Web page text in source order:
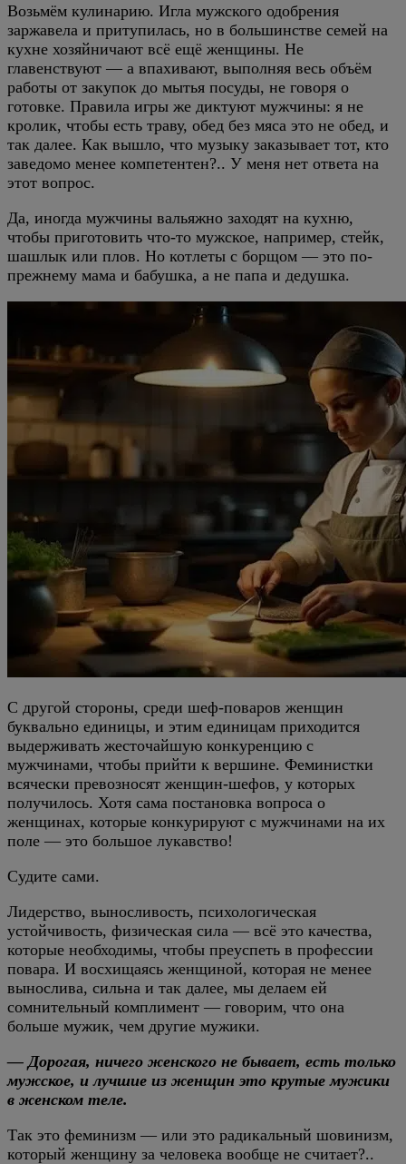
Возьмём кулинарию. Игла мужского одобрения
заржавела и притупилась, но в большинстве семей на
кухне хозяйничают всё ещё женщины. Не
главенствуют — а впахивают, выполняя весь объём
работы от закупок до мытья посуды, не говоря о
готовке. Правила игры же диктуют мужчины: я не
кролик, чтобы есть траву, обед без мяса это не обед, и
так далее. Как вышло, что музыку заказывает тот, кто
заведомо менее компетентен?.. У меня нет ответа на
этот вопрос.
Да, иногда мужчины вальяжно заходят на кухню,
чтобы приготовить что-то мужское, например, стейк,
шашлык или плов. Но котлеты с борщом — это по-
прежнему мама и бабушка, а не папа и дедушка.
С другой стороны, среди шеф-поваров женщин
буквально единицы, и этим единицам приходится
выдерживать жесточайшую конкуренцию с
мужчинами, чтобы прийти к вершине. Феминистки
всячески превозносят женщин-шефов, у которых
получилось. Хотя сама постановка вопроса о
женщинах, которые конкурируют с мужчинами на их
поле — это большое лукавство!
Судите сами.
Лидерство, выносливость, психологическая
устойчивость, физическая сила — всё это качества,
которые необходимы, чтобы преуспеть в профессии
повара. И восхищаясь женщиной, которая не менее
вынослива, сильна и так далее, мы делаем ей
сомнительный комплимент — говорим, что она
больше мужик, чем другие мужики.
— Дорогая, ничего женского не бывает, есть только
мужское, и лучшие из женщин это крутые мужики
в женском теле.
Так это феминизм — или это радикальный шовинизм,
который женщину за человека вообще не считает?..